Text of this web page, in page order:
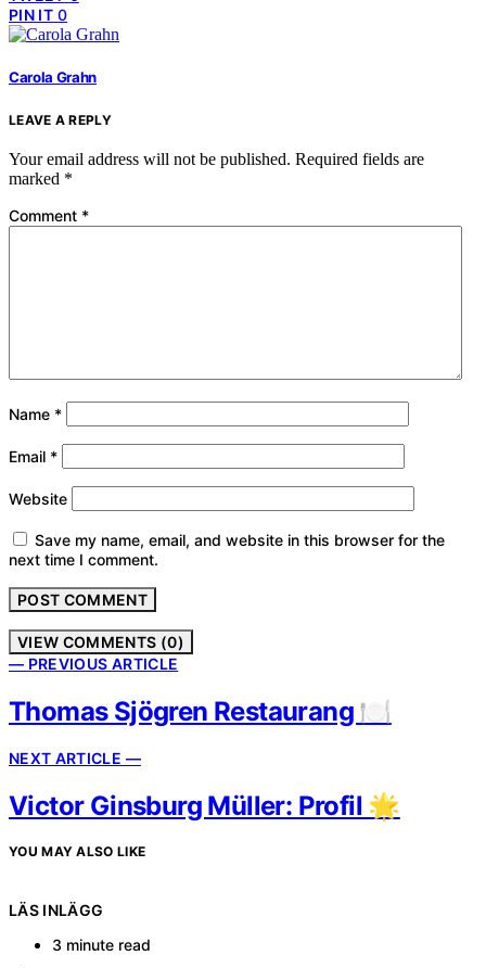
PIN IT 0
Carola Grahn
LEAVE A REPLY
Your email address will not be published. Required fields are
marked *
Comment *
Name *
Email *
Website
Save my name, email, and website in this browser for the
next time I comment.
VIEW COMMENTS (0)
— PREVIOUS ARTICLE
Thomas Sjögren Restaurang 🍽️
NEXT ARTICLE —
Victor Ginsburg Müller: Profil 🌟
YOU MAY ALSO LIKE
LÄS INLÄGG
3 minute read